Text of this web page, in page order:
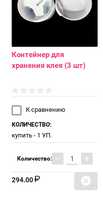
Контейнер для
хранения клея (3 шт)
К сравнению
КОЛИЧЕСТВО:
купить - 1 УП.
Количество: − +
294.00